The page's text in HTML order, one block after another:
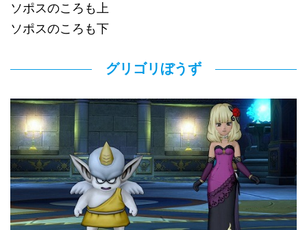
ソポスのころも上
ソポスのころも下
グリゴリぼうず